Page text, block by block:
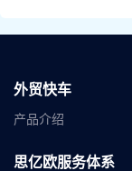
外贸快车
产品介绍
思亿欧服务体系